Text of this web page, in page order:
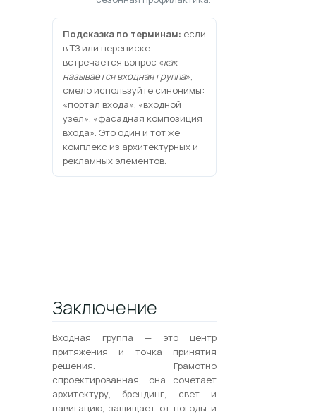
Подсказка по терминам: если
в ТЗ или переписке
встречается вопрос «как
называется входная группа»,
смело используйте синонимы:
«портал входа», «входной
узел», «фасадная композиция
входа». Это один и тот же
комплекс из архитектурных и
рекламных элементов.
Заключение
Входная группа — это центр
притяжения и точка принятия
решения. Грамотно
спроектированная, она сочетает
архитектуру, брендинг, свет и
навигацию, защищает от погоды и